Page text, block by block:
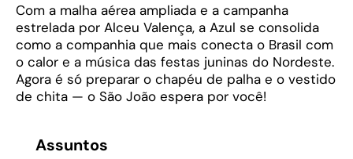
Com a malha aérea ampliada e a campanha
estrelada por Alceu Valença, a Azul se consolida
como a companhia que mais conecta o Brasil com
o calor e a música das festas juninas do Nordeste.
Agora é só preparar o chapéu de palha e o vestido
de chita — o São João espera por você!
Assuntos